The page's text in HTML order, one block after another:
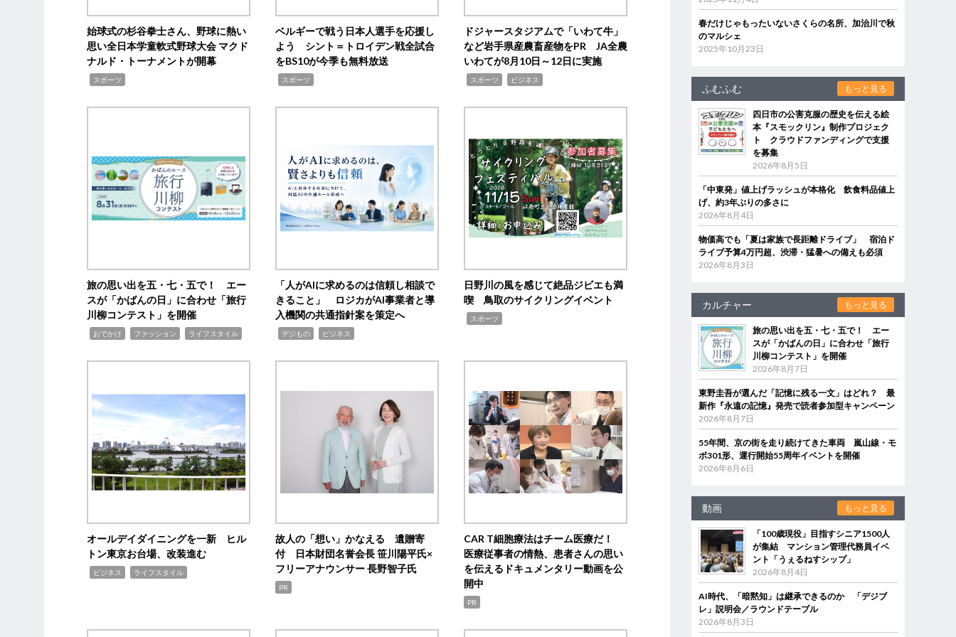
始球式の杉谷拳士さん、野球に熱い
思い全日本学童軟式野球大会 マクド
ナルド・トーナメントが開幕
スポーツ
ベルギーで戦う日本人選手を応援し
よう シント＝トロイデン戦全試合
をBS10が今季も無料放送
スポーツ
ドジャースタジアムで「いわて牛」
など岩手県産農畜産物をPR JA全農
いわてが8月10日～12日に実施
スポーツ ビジネス
旅の思い出を五・七・五で！ エー
スが「かばんの日」に合わせ「旅行
川柳コンテスト」を開催
おでかけ ファッション ライフスタイル
「人がAIに求めるのは信頼し相談で
きること」 ロジカがAI事業者と導
入機関の共通指針案を策定へ
デジもの ビジネス
日野川の風を感じて絶品ジビエも満
喫 鳥取のサイクリングイベント
スポーツ
オールデイダイニングを一新 ヒル
トン東京お台場、改装進む
ビジネス ライフスタイル
故人の「想い」かなえる 遺贈寄
付 日本財団名誉会長 笹川陽平氏×
フリーアナウンサー 長野智子氏
PR
CAR T細胞療法はチーム医療だ！
医療従事者の情熱、患者さんの思い
を伝えるドキュメンタリー動画を公
開中
PR
春だけじゃもったいないさくらの名所、加治川で秋
のマルシェ
2025年10月23日
ふむふむ もっと見る
四日市の公害克服の歴史を伝える絵
本『スモックリン』制作プロジェク
ト クラウドファンディングで支援
を募集
2026年8月5日
「中東発」値上げラッシュが本格化 飲食料品値上
げ、約3年ぶりの多さに
2026年8月4日
物価高でも「夏は家族で長距離ドライブ」 宿泊ド
ライブ予算4万円超、渋滞・猛暑への備えも必須
2026年8月3日
カルチャー もっと見る
旅の思い出を五・七・五で！ エー
スが「かばんの日」に合わせ「旅行
川柳コンテスト」を開催
2026年8月7日
東野圭吾が選んだ「記憶に残る一文」はどれ？ 最
新作『永遠の記憶』発売で読者参加型キャンペーン
2026年8月7日
55年間、京の街を走り続けてきた車両 嵐山線・モ
ボ301形、運行開始55周年イベントを開催
2026年8月6日
動画 もっと見る
「100歳現役」目指すシニア1500人
が集結 マンション管理代務員イベ
ント「うぇるねすシップ」
2026年8月4日
AI時代、「暗黙知」は継承できるのか 「デジブ
レ」説明会／ラウンドテーブル
2026年8月3日